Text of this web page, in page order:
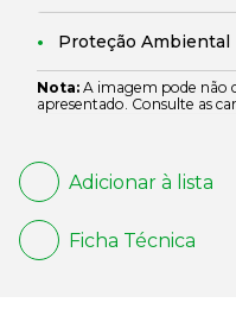
Proteção Ambiental
Nota: A imagem pode não
apresentado. Consulte as
Adicionar à lista
Ficha Técnica